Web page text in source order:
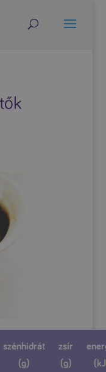
szénhidrát
(g)
zsír
(g)